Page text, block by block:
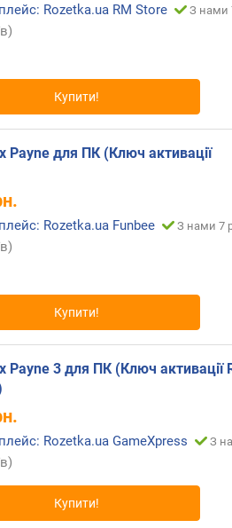
Rozetka.ua RM Store З нами
Купити!
Payne для ПК (Ключ активації
Rozetka.ua Funbee З нами 7
Купити!
Payne 3 для ПК (Ключ активації
Rozetka.ua GameXpress З
Купити!